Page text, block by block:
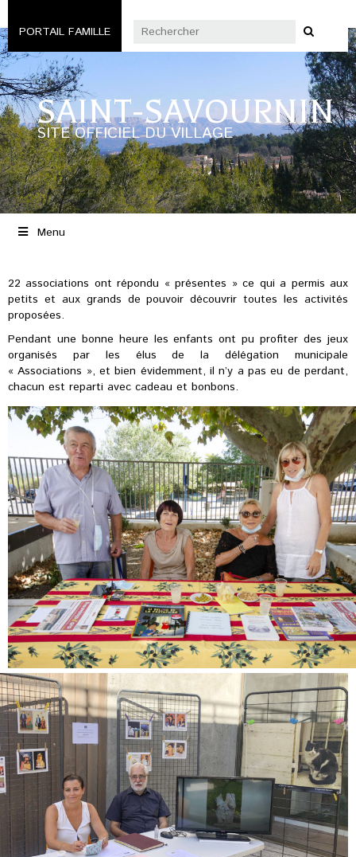
PORTAIL FAMILLE
SAINT-SAVOURNIN
SITE OFFICIEL DU VILLAGE
Menu
22 associations ont répondu « présentes » ce qui a permis aux
petits et aux grands de pouvoir découvrir toutes les activités
proposées.
Pendant une bonne heure les enfants ont pu profiter des jeux
organisés par les élus de la délégation municipale
« Associations », et bien évidemment, il n’y a pas eu de perdant,
chacun est reparti avec cadeau et bonbons.